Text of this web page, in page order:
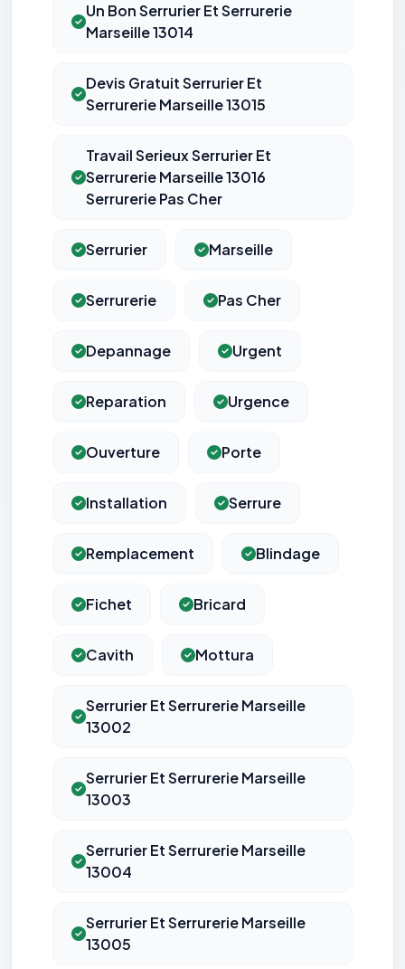
Un Bon Serrurier Et Serrurerie
Marseille 13014
Devis Gratuit Serrurier Et
Serrurerie Marseille 13015
Travail Serieux Serrurier Et
Serrurerie Marseille 13016
Serrurerie Pas Cher
Serrurier Marseille
Serrurerie Pas Cher
Depannage Urgent
Reparation Urgence
Ouverture Porte
Installation Serrure
Remplacement Blindage
Fichet Bricard
Cavith Mottura
Serrurier Et Serrurerie Marseille
13002
Serrurier Et Serrurerie Marseille
13003
Serrurier Et Serrurerie Marseille
13004
Serrurier Et Serrurerie Marseille
13005